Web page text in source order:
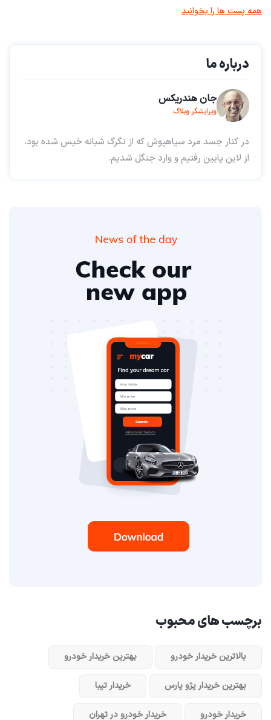
همه پست ها را بخوانید
درباره ما
جان هندریکس
ویرایشگر وبلاگ
در کنار جسد مرد سیاهپوش که از تگرگ شبانه خیس شده بود،
از لاین پایین رفتیم و وارد جنگل شدیم.
برچسب های محبوب
بالاترین خریدار خودرو بهترین خریدار خودرو
بهترین خریدار پژو پارس خریدار تیبا
خریدار خودرو خریدار خودرو در تهران